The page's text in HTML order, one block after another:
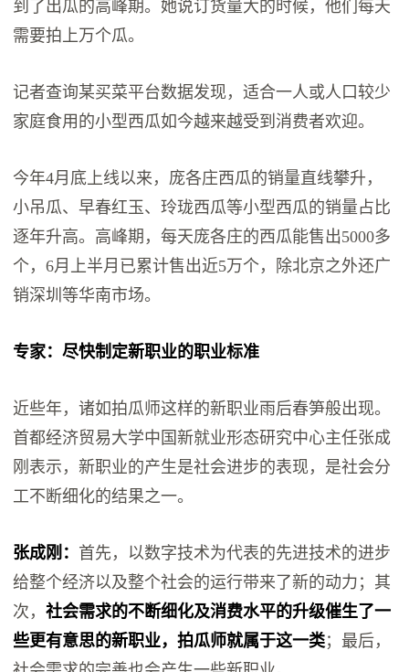
到了出瓜的高峰期。她说订货量大的时候，他们每天
需要拍上万个瓜。
记者查询某买菜平台数据发现，适合一人或人口较少
家庭食用的小型西瓜如今越来越受到消费者欢迎。
今年4月底上线以来，庞各庄西瓜的销量直线攀升，
小吊瓜、早春红玉、玲珑西瓜等小型西瓜的销量占比
逐年升高。高峰期，每天庞各庄的西瓜能售出5000多
个，6月上半月已累计售出近5万个，除北京之外还广
销深圳等华南市场。
专家：尽快制定新职业的职业标准
近些年，诸如拍瓜师这样的新职业雨后春笋般出现。
首都经济贸易大学中国新就业形态研究中心主任张成
刚表示，新职业的产生是社会进步的表现，是社会分
工不断细化的结果之一。
张成刚： 首先，以数字技术为代表的先进技术的进步
给整个经济以及整个社会的运行带来了新的动力；其
次，社会需求的不断细化及消费水平的升级催生了一
些更有意思的新职业，拍瓜师就属于这一类；最后，